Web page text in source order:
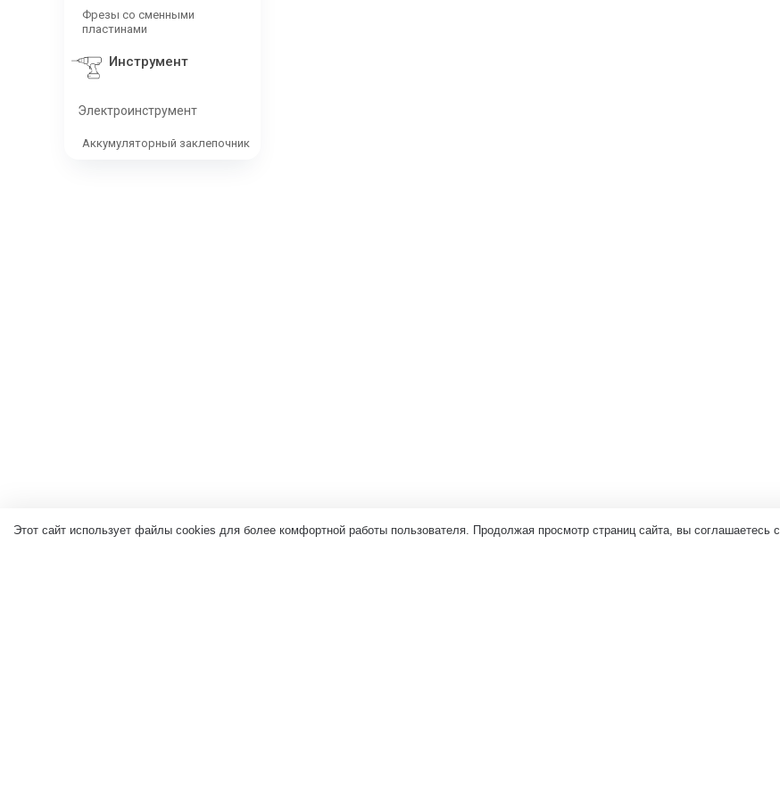
Фрезы со сменными
пластинами
Инструмент
Электроинструмент
Аккумуляторный заклепочник
Этот сайт использует файлы cookies для более комфортной работы пользователя. Продолжая просмотр страниц сайта, вы соглашаетесь с